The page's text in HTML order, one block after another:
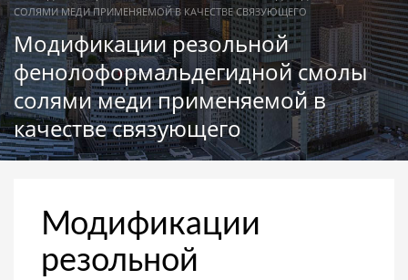
СОЛЯМИ МЕДИ ПРИМЕНЯЕМОЙ В КАЧЕСТВЕ СВЯЗУЮЩЕГО
Модификации резольной
фенолоформальдегидной смолы
солями меди применяемой в
качестве связующего
Модификации
резольной